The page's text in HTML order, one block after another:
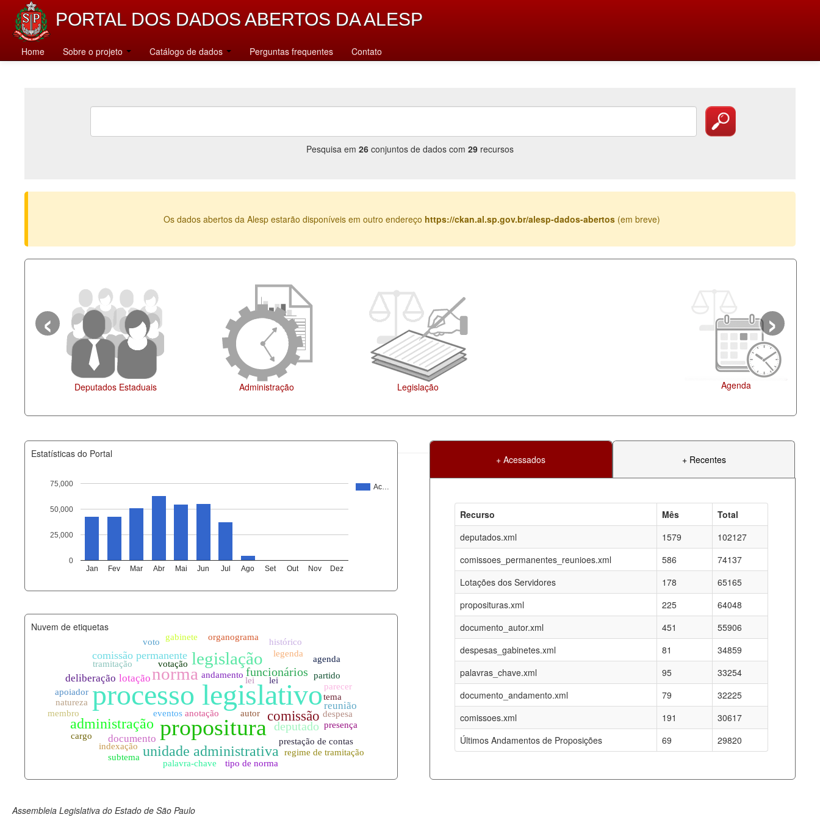
PORTAL DOS DADOS ABERTOS DA ALESP
Home Sobre o projeto Catálogo de dados Perguntas frequentes Contato
Pesquisa em 26 conjuntos de dados com 29 recursos
Os dados abertos da Alesp estarão disponíveis em outro endereço https://ckan.al.sp.gov.br/alesp-dados-abertos (em breve)
Agenda
‹ ›
Estatísticas do Portal
Ac…
Jan Fev Mar Abr Mai Jun Jul Ago Set Out Nov Dez
0
25,000
50,000
75,000
+ Acessados + Recentes
Recurso Mês
Total
deputados.xml
1579
102127
comissoes_permanentes_reunioes.xml
586
74137
Lotações dos Servidores
178
65165
proposituras.xml
225
64048
documento_autor.xml
451
55906
despesas_gabinetes.xml
81
34859
palavras_chave.xml
95
33254
documento_andamento.xml
79
32225
comissoes.xml
191
30617
Últimos Andamentos de Proposições
69 29820
documento_andamento_atual.xml
06-08-2026
agenda_eventos.xml
06-08-2026
comissoes_permanentes_votacoes.xml
documento_andamento.xml
06-08-2026
palavras_chave.xml
06-08-2026
legislacao_normas.xml
06-08-2026
legislacao_norma_anotacoes.xml
06-08-2026
Nuvem de etiquetas
Assembleia Legislativa do Estado de São Paulo